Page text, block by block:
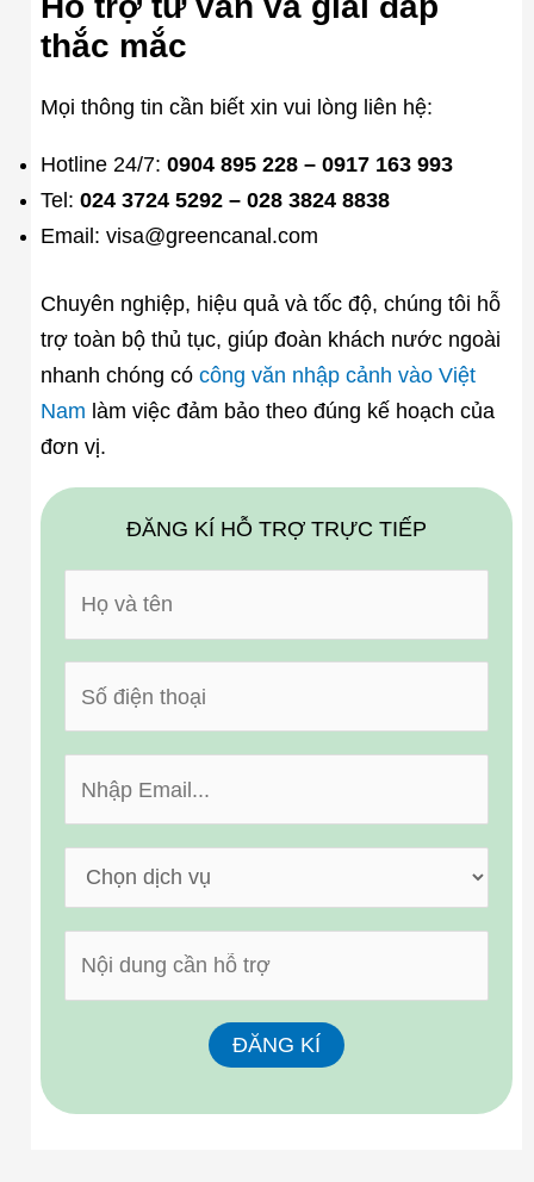
thắc mắc
Mọi thông tin cần biết xin vui lòng liên hệ:
Hotline 24/7: 0904 895 228 – 0917 163 993
Tel: 024 3724 5292 – 028 3824 8838
Email: visa@greencanal.com
Chuyên nghiệp, hiệu quả và tốc độ, chúng tôi hỗ
trợ toàn bộ thủ tục, giúp đoàn khách nước ngoài
nhanh chóng có công văn nhập cảnh vào Việt
Nam làm việc đảm bảo theo đúng kế hoạch của
đơn vị.
ĐĂNG KÍ HỖ TRỢ TRỰC TIẾP